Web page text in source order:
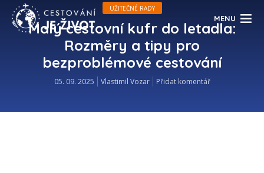
MENU
UŽITEČNÉ RADY
Malý cestovní kufr do letadla:
Rozměry a tipy pro
bezproblémové cestování
05. 09. 2025 Vlastimil Vozar Přidat komentář